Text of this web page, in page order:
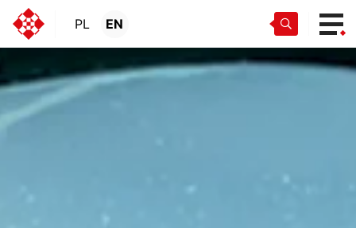
PL EN